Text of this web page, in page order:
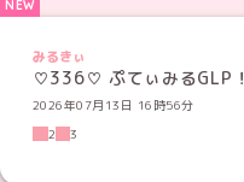
みるきぃ
♡336♡ ぷてぃみるGLP！
2026年07月13日 16時56分
2
3